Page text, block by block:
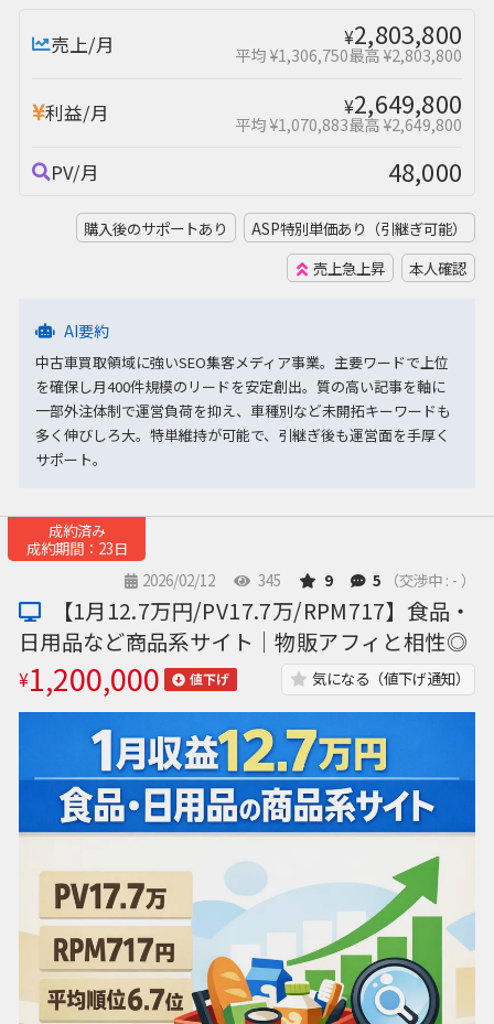
売上/月 ¥2,803,800
平均 ¥1,306,750最高 ¥2,803,800
利益/月 ¥2,649,800
平均 ¥1,070,883最高 ¥2,649,800
PV/月 48,000
購入後のサポートあり
ASP特別単価あり（引継ぎ可能）
売上急上昇
本人確認
AI要約
中古車買取領域に強いSEO集客メディア事業。主要ワードで上位
を確保し月400件規模のリードを安定創出。質の高い記事を軸に
一部外注体制で運営負荷を抑え、車種別など未開拓キーワードも
多く伸びしろ大。特単維持が可能で、引継ぎ後も運営面を手厚く
サポート。
成約済み
成約期間：23日
2026/02/12
345 9 5 （交渉中 : - ）
【1月12.7万円/PV17.7万/RPM717】食品・
日用品など商品系サイト│物販アフィと相性◎
¥1,200,000 値下げ 気になる（値下げ通知）